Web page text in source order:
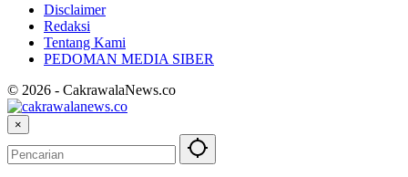
Disclaimer
Redaksi
Tentang Kami
PEDOMAN MEDIA SIBER
© 2026 - CakrawalaNews.co
×